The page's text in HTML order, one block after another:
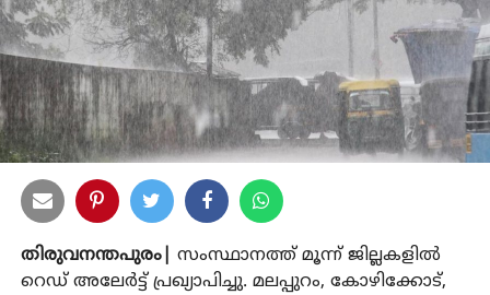
തിരുവനന്തപുരം|
സംസ്ഥാനത്ത് മൂന്ന് ജില്ലകളില്‍
റെഡ് അലേര്‍ട്ട് പ്രഖ്യാപിച്ചു. മലപ്പുറം, കോഴിക്കോട്,